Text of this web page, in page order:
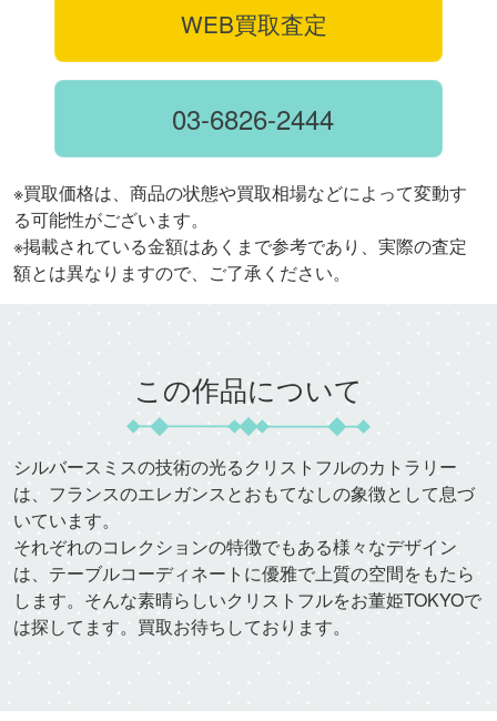
WEB買取査定
03-6826-2444
※買取価格は、商品の状態や買取相場などによって変動す
る可能性がございます。
※掲載されている金額はあくまで参考であり、実際の査定
額とは異なりますので、ご了承ください。
この作品について
シルバースミスの技術の光るクリストフルのカトラリー
は、フランスのエレガンスとおもてなしの象徴として息づ
いています。
それぞれのコレクションの特徴でもある様々なデザイン
は、テーブルコーディネートに優雅で上質の空間をもたら
します。そんな素晴らしいクリストフルをお董姫TOKYOで
は探してます。買取お待ちしております。